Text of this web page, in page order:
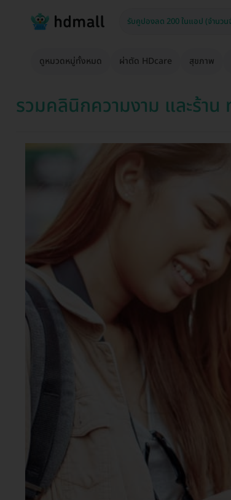
ดูหมวดหมู่ทั้งหมด ผ่าตัด HDcare สุขภาพ
รวมคลินิกความงาม และร้า